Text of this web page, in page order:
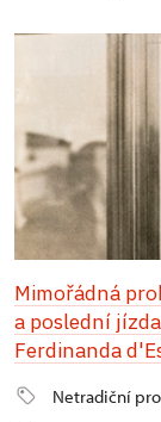
Mimořádná
a poslední
Ferdinanda
Netradiční